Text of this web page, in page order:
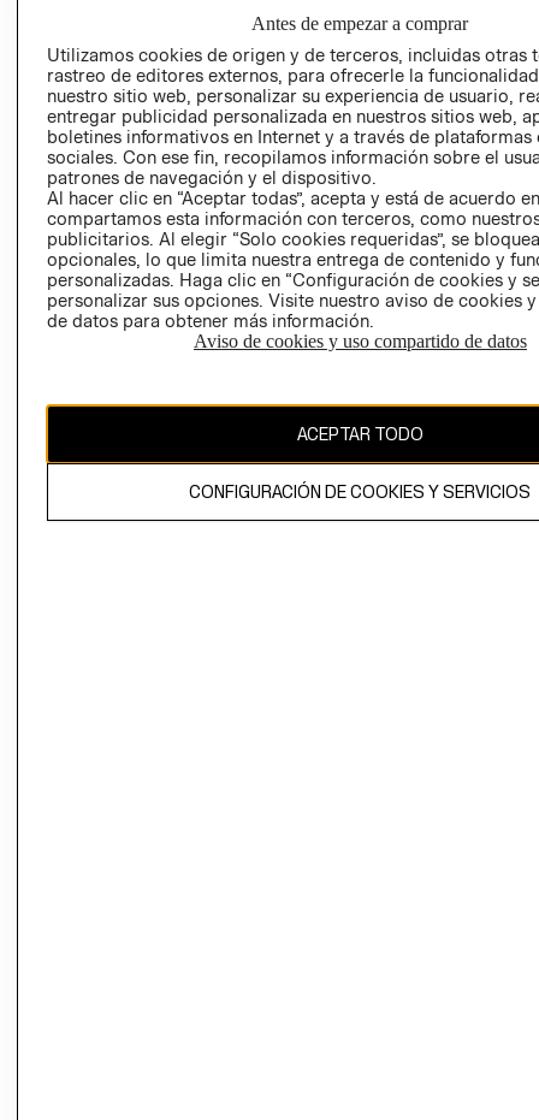
SOCIAL
PRENSA
RELACIÓN CON
INVERSIONISTAS
POLÍTICA
EMPRESARIAL
TIENDAS
- RETIRO EN
TIENDA
TÉRMINOS Y
CONDICIONES
AVISO DE
PRIVACIDAD
GIFT CARD
AVISO DE
COOKIES
CAMBIAR REGIÓN
Antes de empezar a comprar
Utilizamos cookies de origen y de terceros, incluidas otras
rastreo de editores externos, para ofrecerle la
nuestro sitio web, personalizar su experiencia de usuario,
entregar publicidad personalizada en nuestros sitios web,
boletines informativos en Internet y a través de plataformas
sociales. Con ese fin, recopilamos información sobre el
patrones de navegación y el dispositivo.
Al hacer clic en “Aceptar todas”, acepta y está de acuerdo
compartamos esta información con terceros, como
publicitarios. Al elegir “Solo cookies requeridas”, se
opcionales, lo que limita nuestra entrega de contenido y
personalizadas. Haga clic en “Configuración de cookies y
personalizar sus opciones. Visite nuestro aviso de cookies
de datos para obtener más información.
Aviso de cookies y uso compartido de datos
ACEPTAR TODO
CONFIGURACIÓN DE COOKIES Y SERVICIOS